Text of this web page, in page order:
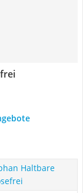
Haltbare